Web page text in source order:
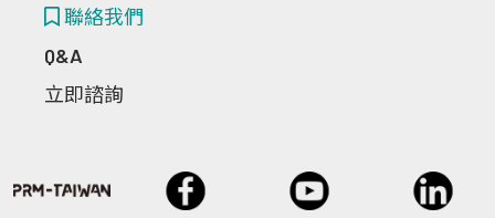
聯絡我們
Q&A
立即諮詢